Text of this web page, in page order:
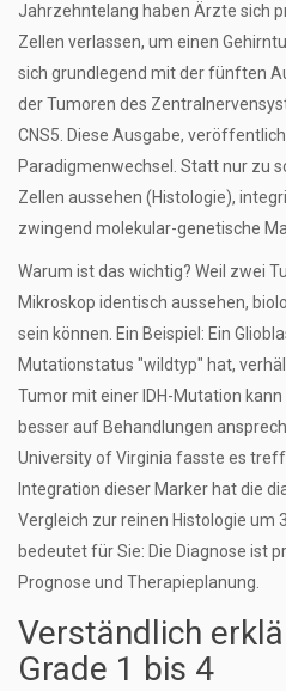
Jahrzehntelang haben Ärzte sich
Zellen verlassen, um einen
sich grundlegend mit der fünften
der Tumoren des
CNS5 Diese Ausgabe,
Paradigmenwechsel. Statt nur zu
Zellen aussehen (Histologie),
zwingend molekular-genetische
Warum ist das wichtig? Weil zwei
Mikroskop identisch aussehen,
sein können. Ein Beispiel: Ein
Mutationstatus "wildtyp" hat,
Tumor mit einer IDH-Mutation
besser auf Behandlungen
University of Virginia fasste es
Integration dieser Marker hat die
Vergleich zur reinen Histologie um
bedeutet für Sie: Die Diagnose ist
Prognose und Therapieplanung.
Verständlich
Grade 1 bis 4